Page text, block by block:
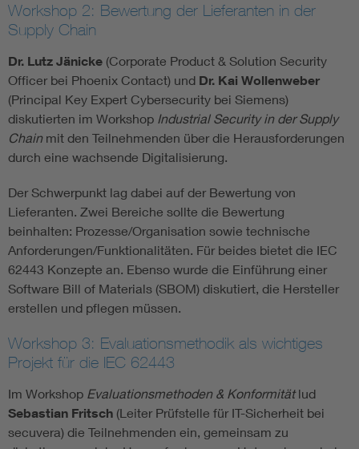
Workshop 2: Bewertung der Lieferanten in der
Supply Chain
Dr. Lutz Jänicke (Corporate Product & Solution Security
Officer bei Phoenix Contact) und Dr. Kai Wollenweber
(Principal Key Expert Cybersecurity bei Siemens)
diskutierten im Workshop Industrial Security in der Supply
Chainmit den Teilnehmenden über die Herausforderungen
durch eine wachsende Digitalisierung.
Der Schwerpunkt lag dabei auf der Bewertung von
Lieferanten. Zwei Bereiche sollte die Bewertung
beinhalten: Prozesse/Organisation sowie technische
Anforderungen/Funktionalitäten. Für beides bietet die IEC
62443 Konzepte an. Ebenso wurde die Einführung einer
Software Bill of Materials (SBOM) diskutiert, die Hersteller
erstellen und pflegen müssen.
Workshop 3: Evaluationsmethodik als wichtiges
Projekt für die IEC 62443
Im Workshop Evaluationsmethoden & Konformitätlud
Sebastian Fritsch (Leiter Prüfstelle für IT-Sicherheit bei
secuvera) die Teilnehmenden ein, gemeinsam zu